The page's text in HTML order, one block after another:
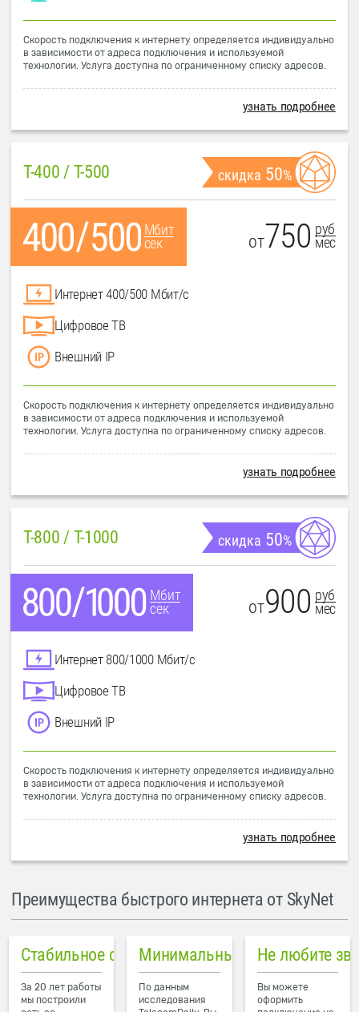
Скорость подключения к интернету определяется индивидуально
в зависимости от адреса подключения и используемой
технологии. Услуга доступна по ограниченному списку адресов.
узнать подробнее
T-400 / T-500 скидка 50%
Мбит
сек
от750 руб
мес
Интернет 400/500 Мбит/с
Цифровое ТВ
Внешний IP
Скорость подключения к интернету определяется индивидуально
в зависимости от адреса подключения и используемой
технологии. Услуга доступна по ограниченному списку адресов.
узнать подробнее
T-800 / T-1000 скидка 50%
Мбит
сек
от900 руб
мес
Интернет 800/1000 Мбит/с
Цифровое ТВ
Внешний IP
Скорость подключения к интернету определяется индивидуально
в зависимости от адреса подключения и используемой
технологии. Услуга доступна по ограниченному списку адресов.
узнать подробнее
Преимущества быстрого интернета от SkyNet
Стабильное соединение
За 20 лет работы
мы построили
Минимальный пинг в городе
По данным
исследования
Не любите
Вы можете
оформить